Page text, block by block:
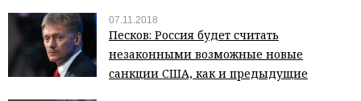
07.11.2018
Песков: Россия будет считать
незаконными возможные новые
санкции США, как и предыдущие